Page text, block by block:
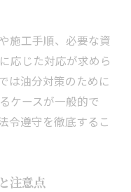
施工手順、必要な資
応じた対応が求めら
は油分対策のために
ケースが一般的で
令遵守を徹底するこ
注意点